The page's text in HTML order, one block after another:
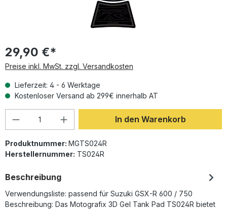
29,90 €*
Preise inkl. MwSt. zzgl. Versandkosten
Lieferzeit: 4 - 6 Werktage
Kostenloser Versand ab 299€ innerhalb AT
Produkt Anzahl: Gib den gewünschten
In den Warenkorb
Produktnummer: MGTS024R
Herstellernummer: TS024R
Beschreibung
Verwendungsliste: passend für Suzuki GSX-R 600 / 750
Beschreibung: Das Motografix 3D Gel Tank Pad TS024R bietet